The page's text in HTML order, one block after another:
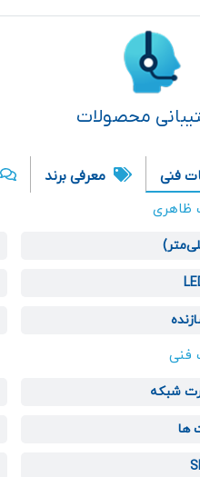
محصولات
فنی معرفی برند
فنی
شبکه
ها